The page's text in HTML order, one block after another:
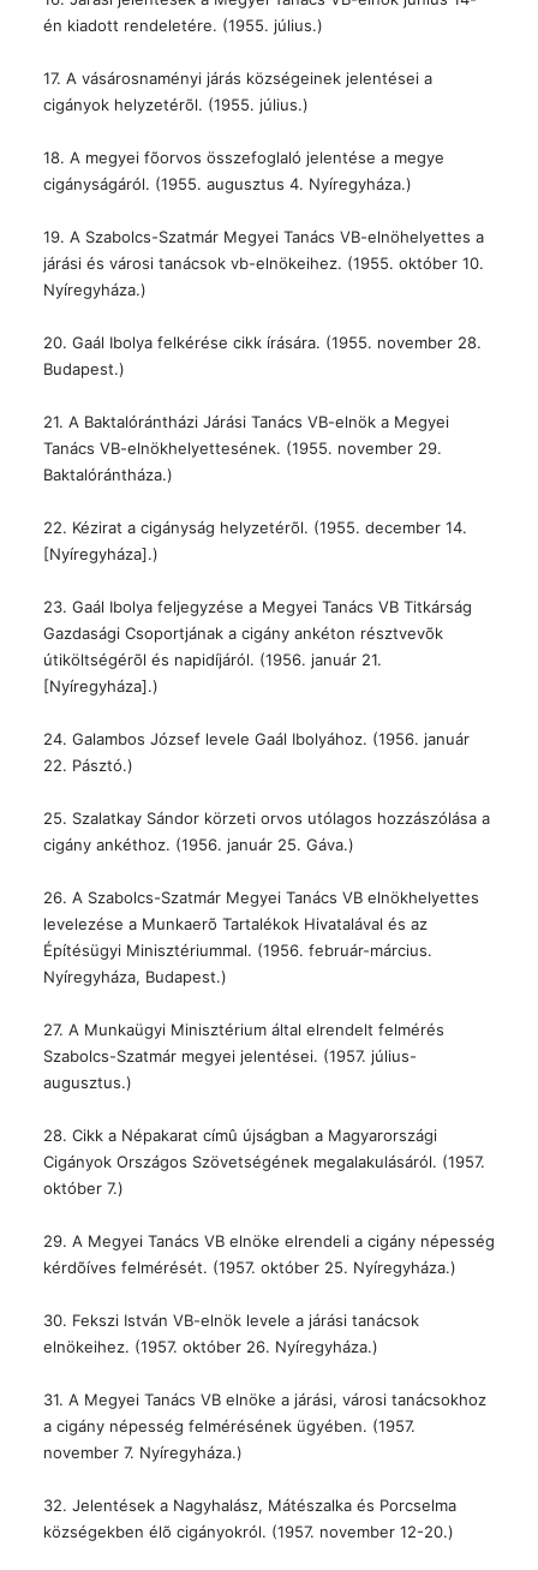
én kiadott rendeletére. (1955. július.)
17. A vásárosnaményi járás községeinek jelentései a
cigányok helyzetérõl. (1955. július.)
18. A megyei fõorvos összefoglaló jelentése a megye
cigányságáról. (1955. augusztus 4. Nyíregyháza.)
19. A Szabolcs-Szatmár Megyei Tanács VB-elnöhelyettes a
járási és városi tanácsok vb-elnökeihez. (1955. október 10.
Nyíregyháza.)
20. Gaál Ibolya felkérése cikk írására. (1955. november 28.
Budapest.)
21. A Baktalórántházi Járási Tanács VB-elnök a Megyei
Tanács VB-elnökhelyettesének. (1955. november 29.
Baktalórántháza.)
22. Kézirat a cigányság helyzetérõl. (1955. december 14.
[Nyíregyháza].)
23. Gaál Ibolya feljegyzése a Megyei Tanács VB Titkárság
Gazdasági Csoportjának a cigány ankéton résztvevõk
útiköltségérõl és napidíjáról. (1956. január 21.
[Nyíregyháza].)
24. Galambos József levele Gaál Ibolyához. (1956. január
22. Pásztó.)
25. Szalatkay Sándor körzeti orvos utólagos hozzászólása a
cigány ankéthoz. (1956. január 25. Gáva.)
26. A Szabolcs-Szatmár Megyei Tanács VB elnökhelyettes
levelezése a Munkaerõ Tartalékok Hivatalával és az
Építésügyi Minisztériummal. (1956. február-március.
Nyíregyháza, Budapest.)
27. A Munkaügyi Minisztérium által elrendelt felmérés
Szabolcs-Szatmár megyei jelentései. (1957. július-
augusztus.)
28. Cikk a Népakarat címû újságban a Magyarországi
Cigányok Országos Szövetségének megalakulásáról. (1957.
október 7.)
29. A Megyei Tanács VB elnöke elrendeli a cigány népesség
kérdõíves felmérését. (1957. október 25. Nyíregyháza.)
30. Fekszi István VB-elnök levele a járási tanácsok
elnökeihez. (1957. október 26. Nyíregyháza.)
31. A Megyei Tanács VB elnöke a járási, városi tanácsokhoz
a cigány népesség felmérésének ügyében. (1957.
november 7. Nyíregyháza.)
32. Jelentések a Nagyhalász, Mátészalka és Porcselma
községekben élõ cigányokról. (1957. november 12-20.)